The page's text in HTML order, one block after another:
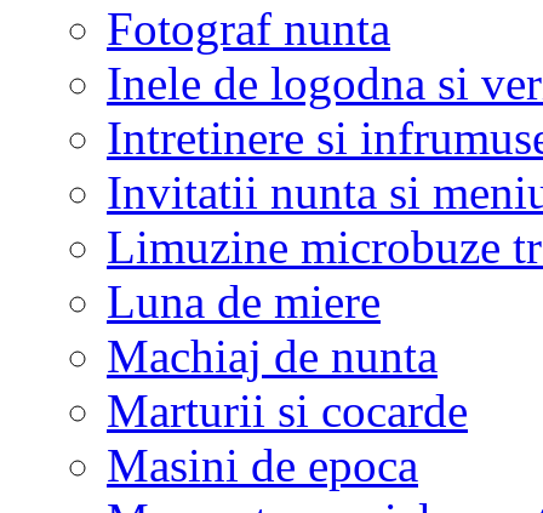
Fotograf nunta
Inele de logodna si
Intretinere si
Invitatii nunta si
Limuzine microbuze
Luna de miere
Machiaj de nunta
Marturii si cocarde
Masini de epoca